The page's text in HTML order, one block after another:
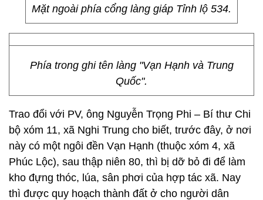
Mặt ngoài phía cổng làng giáp Tỉnh lộ 534.
Phía trong ghi tên làng "Vạn Hạnh và Trung
Quốc".
Trao đổi với PV, ông Nguyễn Trọng Phi – Bí thư Chi
bộ xóm 11, xã Nghi Trung cho biết, trước đây, ở nơi
này có một ngôi đền Vạn Hạnh (thuộc xóm 4, xã
Phúc Lộc), sau thập niên 80, thì bị dỡ bỏ đi để làm
kho đựng thóc, lúa, sân phơi của hợp tác xã. Nay
thì được quy hoạch thành đất ở cho người dân